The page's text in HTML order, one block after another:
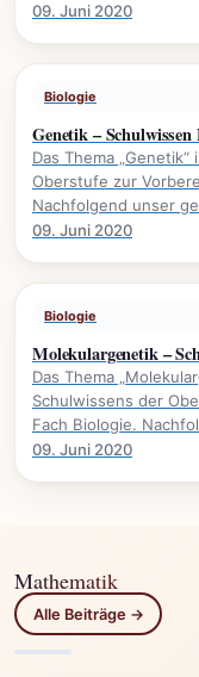
09. Juni 2020
Biologie
Genetik – Schulwissen
Das Thema
Oberstufe zur
Nachfolgend unser
09. Juni 2020
Biologie
Molekulargenetik –
Das Thema
Schulwissens der
Fach Biologie.
09. Juni 2020
Mathematik
Alle Beiträge →